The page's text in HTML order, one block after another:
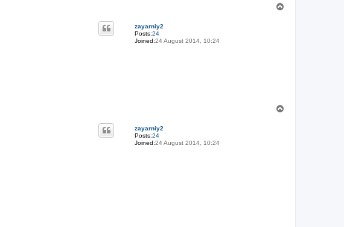
zayarniy2
Posts:24
Joined:24 August 2014, 10:24
zayarniy2
Posts:24
Joined:24 August 2014, 10:24